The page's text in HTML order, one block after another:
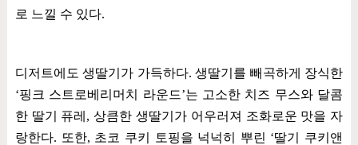
로 느낄 수 있다.
디저트에도 생딸기가 가득하다.생딸기를 빼곡하게 장식한
‘핑크 스트로베리머치 라운드’는 고소한 치즈 무스와 달콤
한 딸기 퓨레 ,상큼한 생딸기가 어우러져 조화로운 맛을 자
랑한다. 또한, 초코 쿠키 토핑을 넉넉히 뿌린 ‘딸기 쿠키앤